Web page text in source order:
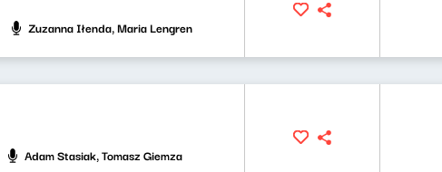
Zuzanna Iłenda, Maria Lengren
Adam Stasiak, Tomasz Giemza